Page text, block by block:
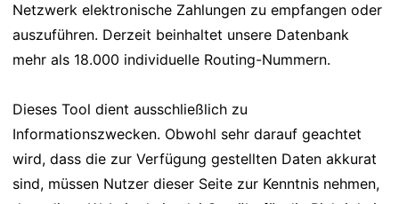
Netzwerk elektronische Zahlungen zu empfangen oder
auszuführen. Derzeit beinhaltet unsere Datenbank
mehr als 18.000 individuelle Routing-Nummern.
Dieses Tool dient ausschließlich zu
Informationszwecken. Obwohl sehr darauf geachtet
wird, dass die zur Verfügung gestellten Daten akkurat
sind, müssen Nutzer dieser Seite zur Kenntnis nehmen,